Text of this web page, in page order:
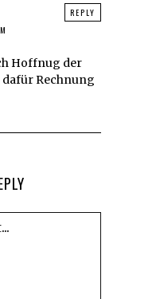
Hoffnug der
Rechnung
REPLY